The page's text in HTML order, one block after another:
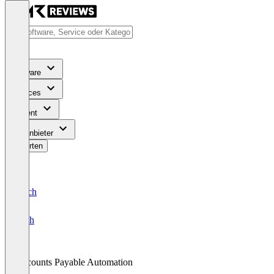
Software
Services
Content
Für Anbieter
Bewerten
Deutsch
English
Accounts Payable Automation